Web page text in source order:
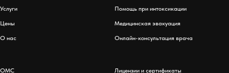
Услуги
Цены
О нас
Помощь при интоксикации
Медицинская эвакуация
Онлайн-консультация врача
ОМС Лицензии и сертификаты